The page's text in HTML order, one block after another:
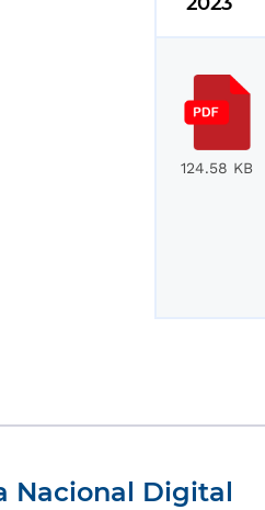
124.58 KB
Nacional Digital